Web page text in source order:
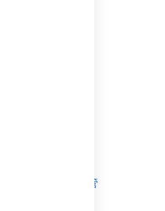
イン コメントの管